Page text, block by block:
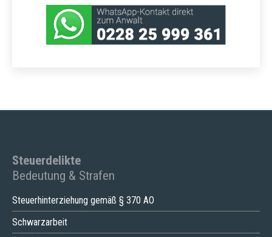
Steuerdelikte
Bedeutung & Strafen
Steuerhinterziehung gemäß § 370 AO
Schwarzarbeit